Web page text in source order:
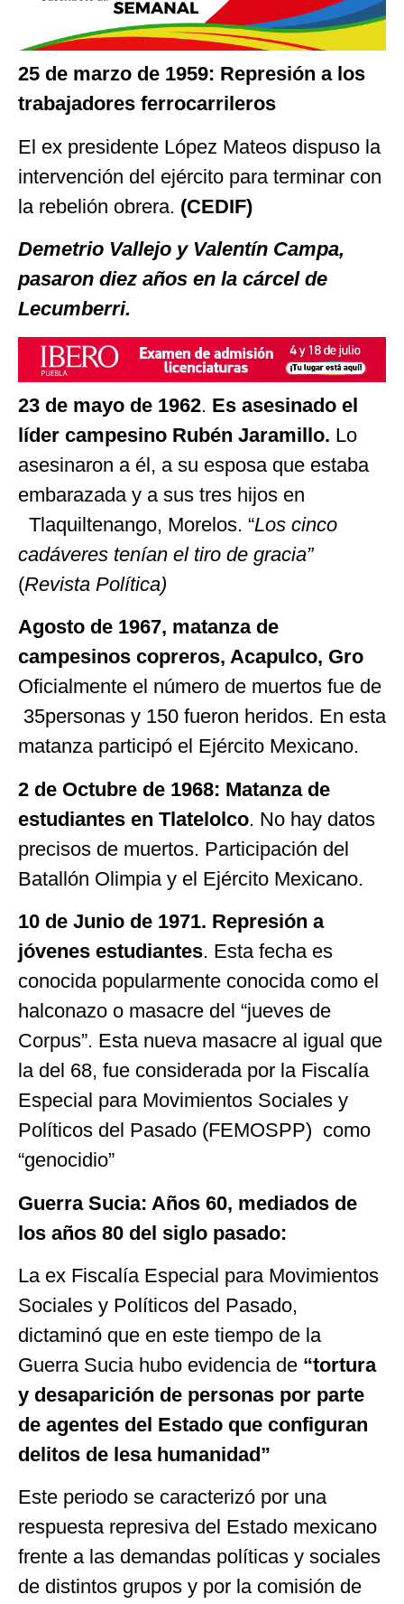
25 de marzo de 1959: Represión a los
trabajadores ferrocarrileros
El ex presidente López Mateos dispuso la
intervención del ejército para terminar con
la rebelión obrera. (CEDIF)
Demetrio Vallejo y Valentín Campa,
pasaron diez años en la cárcel de
Lecumberri.
23 de mayo de 1962. Es asesinado el
líder campesino Rubén Jaramillo. Lo
asesinaron a él, a su esposa que estaba
embarazada y a sus tres hijos en
Tlaquiltenango, Morelos. “Los cinco
cadáveres tenían el tiro de gracia”
(Revista Política)
Agosto de 1967, matanza de
campesinos copreros, Acapulco, Gro
Oficialmente el número de muertos fue de
35personas y 150 fueron heridos. En esta
matanza participó el Ejército Mexicano.
2 de Octubre de 1968: Matanza de
estudiantes en Tlatelolco. No hay datos
precisos de muertos. Participación del
Batallón Olimpia y el Ejército Mexicano.
10 de Junio de 1971. Represión a
jóvenes estudiantes. Esta fecha es
conocida popularmente conocida como el
halconazo o masacre del “jueves de
Corpus”. Esta nueva masacre al igual que
la del 68, fue considerada por la Fiscalía
Especial para Movimientos Sociales y
Políticos del Pasado (FEMOSPP) como
“genocidio”
Guerra Sucia: Años 60, mediados de
los años 80 del siglo pasado:
La ex Fiscalía Especial para Movimientos
Sociales y Políticos del Pasado,
dictaminó que en este tiempo de la
Guerra Sucia hubo evidencia de “tortura
y desaparición de personas por parte
de agentes del Estado que configuran
delitos de lesa humanidad”
Este periodo se caracterizó por una
respuesta represiva del Estado mexicano
frente a las demandas políticas y sociales
de distintos grupos y por la comisión de